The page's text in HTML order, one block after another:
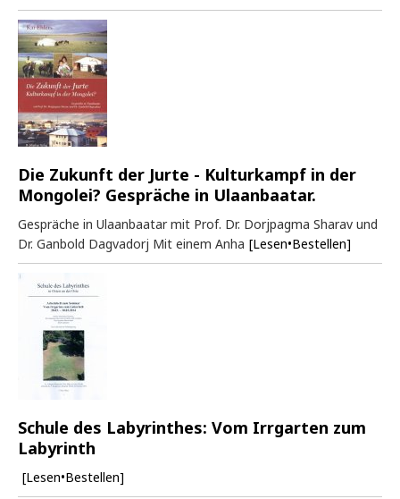
Die Zukunft der Jurte - Kulturkampf in der
Mongolei? Gespräche in Ulaanbaatar.
Gespräche in Ulaanbaatar mit Prof. Dr. Dorjpagma Sharav und
Dr. Ganbold Dagvadorj Mit einem Anha [Lesen•Bestellen]
Schule des Labyrinthes: Vom Irrgarten zum
Labyrinth
[Lesen•Bestellen]